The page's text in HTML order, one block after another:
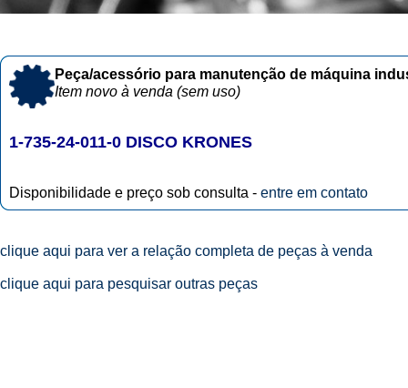
Peça/acessório para manutenção de máquina
Item novo à venda (sem uso)
1-735-24-011-0 DISCO KRONES
Disponibilidade e preço sob consulta - entre em contato
clique aqui para ver a relação completa de peças à venda
clique aqui para pesquisar outras peças